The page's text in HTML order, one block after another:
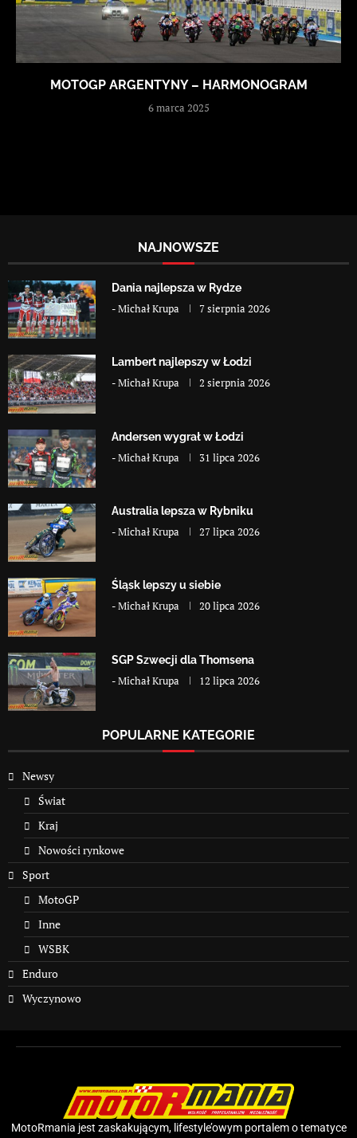
MOTOGP ARGENTYNY – HARMONOGRAM
6 marca 2025
NAJNOWSZE
Dania najlepsza w Rydze
-Michał Krupa 7 sierpnia 2026
Lambert najlepszy w Łodzi
-Michał Krupa 2 sierpnia 2026
Andersen wygrał w Łodzi
-Michał Krupa 31 lipca 2026
Australia lepsza w Rybniku
-Michał Krupa 27 lipca 2026
Śląsk lepszy u siebie
-Michał Krupa 20 lipca 2026
SGP Szwecji dla Thomsena
-Michał Krupa 12 lipca 2026
POPULARNE KATEGORIE
Newsy
Świat
Kraj
Nowości rynkowe
Sport
MotoGP
Inne
WSBK
Enduro
Wyczynowo
MotoRmania jest zaskakującym, lifestyle’owym portalem o tematyce